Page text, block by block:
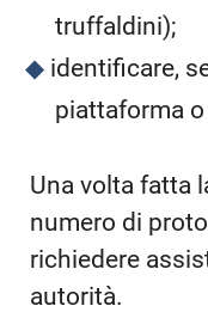
truffaldini);
identificare,
piattaforma
Una volta fatta
numero di
richiedere
autorità.